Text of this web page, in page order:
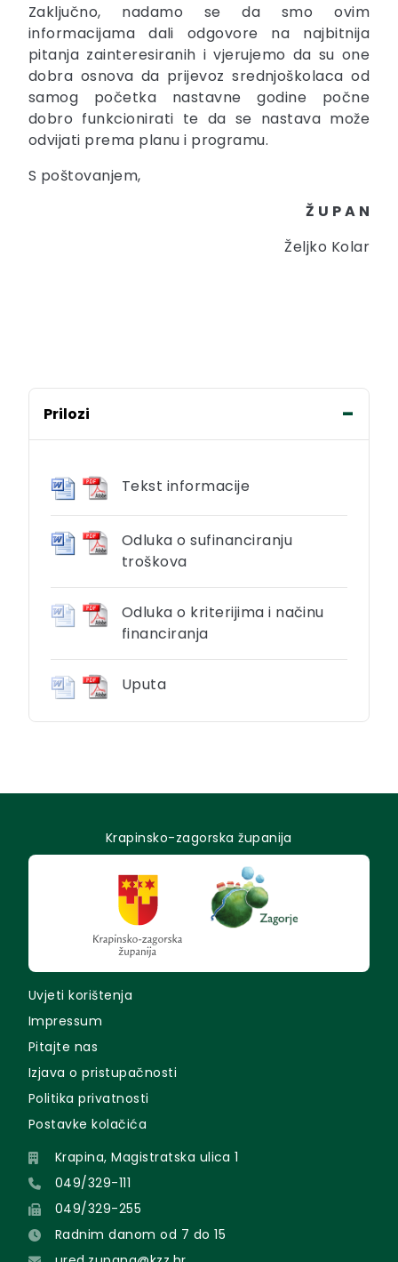
Zaključno, nadamo se da smo ovim
informacijama dali odgovore na najbitnija
pitanja zainteresiranih i vjerujemo da su one
dobra osnova da prijevoz srednjoškolaca od
samog početka nastavne godine počne
dobro funkcionirati te da se nastava može
odvijati prema planu i programu.
S poštovanjem,
Ž U P A N
Željko Kolar
Prilozi
Tekst informacije
Odluka o sufinanciranju
troškova
Odluka o kriterijima i načinu
financiranja
Uputa
Krapinsko-zagorska županija
Uvjeti korištenja
Impressum
Pitajte nas
Izjava o pristupačnosti
Politika privatnosti
Postavke kolačića
Krapina, Magistratska ulica 1
049/329-111
049/329-255
Radnim danom od 7 do 15